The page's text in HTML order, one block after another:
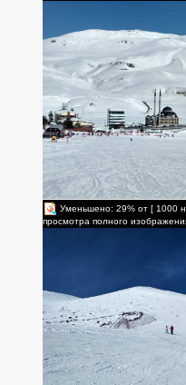
Уменьшено: 29% от [ 1000
просмотра полного